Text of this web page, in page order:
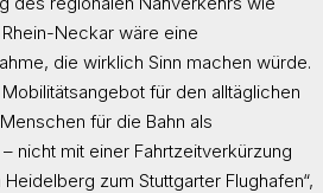
Neckar wäre eine
die wirklich Sinn machen würde.
für den alltäglichen
für die Bahn als
nicht mit einer Fahrtzeitverkürzung
zum Stuttgarter Flughafen“,